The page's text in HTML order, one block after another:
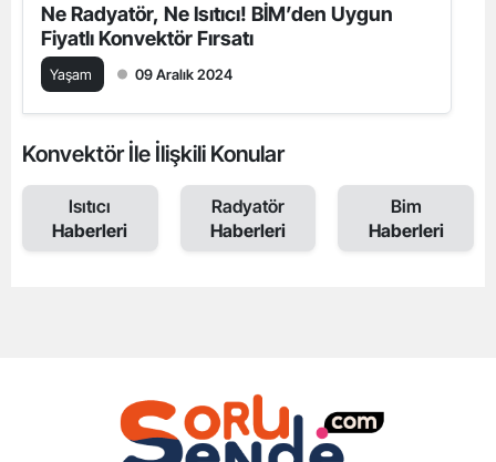
Ne Radyatör, Ne Isıtıcı! BİM’den Uygun
Fiyatlı Konvektör Fırsatı
Yaşam 09 Aralık 2024
Konvektör İle İlişkili Konular
Isıtıcı
Haberleri
Radyatör
Haberleri
Bim
Haberleri